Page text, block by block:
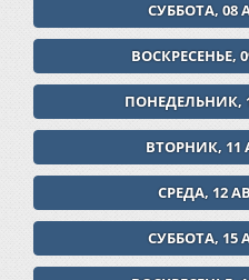
СУББОТА, 08
ВОСКРЕСЕНЬЕ,
ПОНЕДЕЛЬНИК,
ВТОРНИК, 11
СРЕДА, 12
СУББОТА, 15